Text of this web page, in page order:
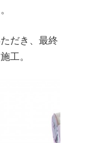
だき、最終
工。